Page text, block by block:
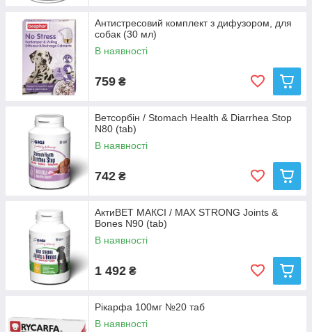
Антистресовий комплект з дифузором, для
собак (30 мл)
В наявності
759 ₴
Ветсорбін / Stomach Health & Diarrhea Stop
N80 (tab)
В наявності
742 ₴
АктиВЕТ МАКСІ / MAX STRONG Joints &
Bones N90 (tab)
В наявності
1 492 ₴
Рікарфа 100мг №20 таб
В наявності